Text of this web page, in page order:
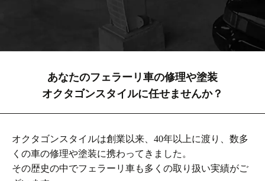
あなたのフェラーリ車の修理や塗装
オクタゴンスタイルに任せませんか？
オクタゴンスタイルは創業以来、40年以上に渡り、数多
くの車の修理や塗装に携わってきました。
その歴史の中でフェラーリ車も多くの取り扱い実績がご